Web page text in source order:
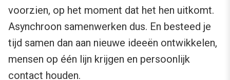
voorzien, op het moment dat het hen uitkomt.
Asynchroon samenwerken dus. En besteed je
tijd samen dan aan nieuwe ideeën ontwikkelen,
mensen op één lijn krijgen en persoonlijk
contact houden.